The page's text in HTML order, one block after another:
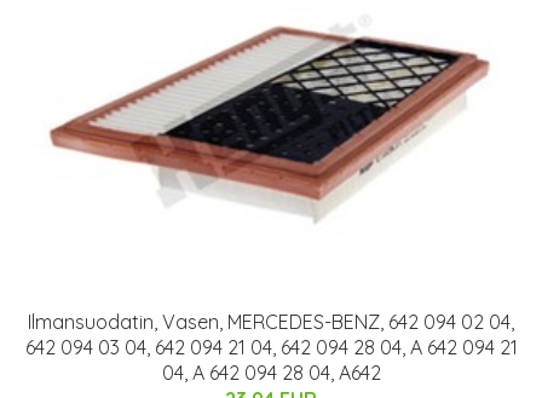
Ilmansuodatin, Vasen, MERCEDES-BENZ, 642 094 02 04,
642 094 03 04, 642 094 21 04, 642 094 28 04, A 642 094 21
04, A 642 094 28 04, A642